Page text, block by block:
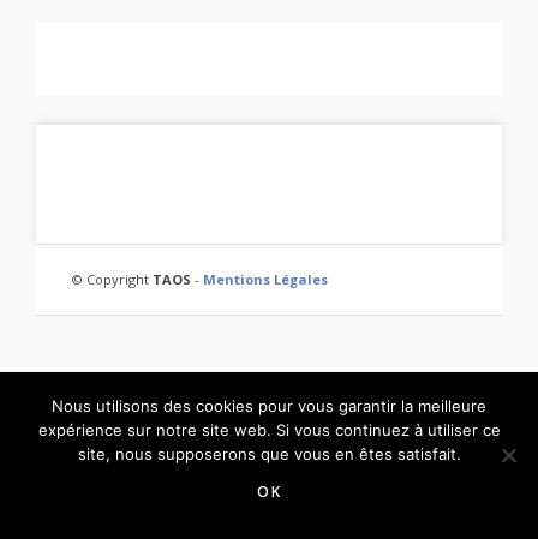
© Copyright TAOS - Mentions Légales
Nous utilisons des cookies pour vous garantir la meilleure
expérience sur notre site web. Si vous continuez à utiliser ce
site, nous supposerons que vous en êtes satisfait.
OK